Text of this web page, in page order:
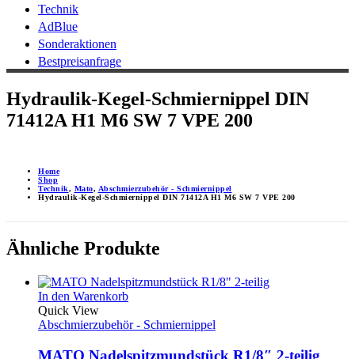
Technik
AdBlue
Sonderaktionen
Bestpreisanfrage
Hydraulik-Kegel-Schmiernippel DIN
71412A H1 M6 SW 7 VPE 200
Home
Shop
Technik, Mato, Abschmierzubehör - Schmiernippel
Hydraulik-Kegel-Schmiernippel DIN 71412A H1 M6 SW 7 VPE 200
Ähnliche Produkte
In den Warenkorb
Quick View
Abschmierzubehör - Schmiernippel
MATO Nadelspitzmundstück R1/8″ 2-teilig